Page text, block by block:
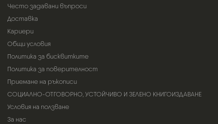
Често задавани въпроси
Доставка
Кариери
Общи условия
Политика за бисквитките
Политика за поверителност
Приемане на ръкописи
СОЦИАЛНО-ОТГОВОРНО, УСТОЙЧИВО И ЗЕЛЕНО КНИГОИЗДАВАНЕ
Условия на ползване
За нас